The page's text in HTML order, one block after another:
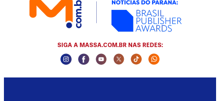
SIGA A MASSA.COM.BR NAS REDES:
Instagram Social Media
Facebook Social Media
Youtube Social Media
Twitter Social Media
Tiktok Social Media
Whatsapp